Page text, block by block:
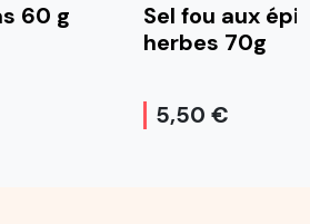
60 g
Sel fou aux
herbes 70g
5,50 €